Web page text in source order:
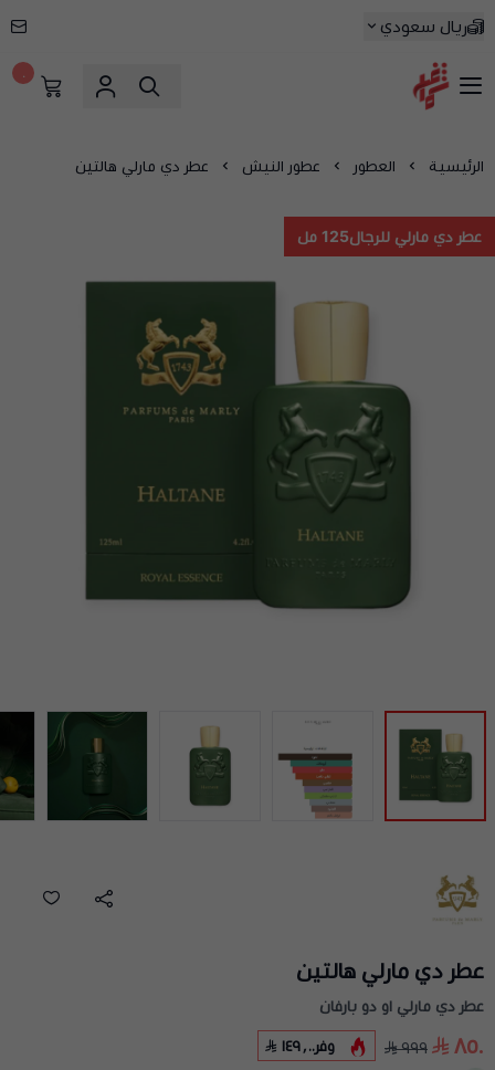
ريال سعودي
شماغ شوب | أفضل متجر شماغ في السعودية
الرئيسية العطور عطور النيش عطر دي مارلي هالتين
عطر دي مارلي للرجال125 مل
عطر دي مارلي هالتين
عطر دي مارلي او دو بارفان
٨٥٠ ٩٩٩ وفر١٤٩٫٠٠